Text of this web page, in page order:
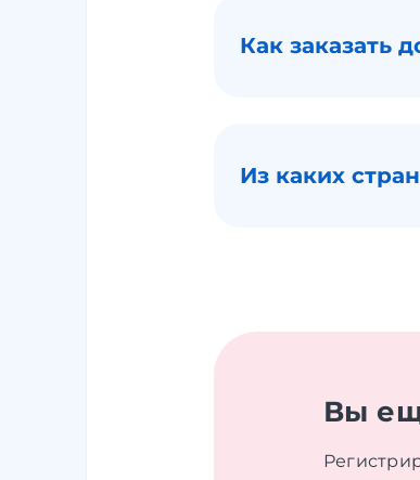
Как заказать
Из каких
Вы